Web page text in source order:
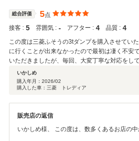
総合評価 5点
接客 : 5 雰囲気 : ‐ アフター : 4 品質 : 4
この度は三菱ふそうの3tダンプを購入させてい
に行くことが出来なかったので最初は凄く不安
いただきましたが、毎回、大変丁寧な対応をし
く説明していただきました。 納車時も丁寧な説
また機会ありましたらお願いしたいと思いま
た。
いかしめ
購入年月： 2026/02
購入した車：三菱 トレディア
販売店の返信
いかしめ様、 この度は、数多くあるお店の